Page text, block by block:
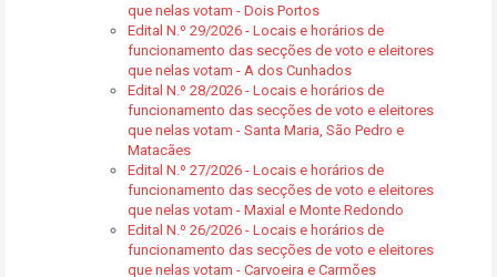
que nelas votam - Dois Portos
Edital N.º 29/2026 - Locais e horários de
funcionamento das secções de voto e eleitores
que nelas votam - A dos Cunhados
Edital N.º 28/2026 - Locais e horários de
funcionamento das secções de voto e eleitores
que nelas votam - Santa Maria, São Pedro e
Matacães
Edital N.º 27/2026 - Locais e horários de
funcionamento das secções de voto e eleitores
que nelas votam - Maxial e Monte Redondo
Edital N.º 26/2026 - Locais e horários de
funcionamento das secções de voto e eleitores
que nelas votam - Carvoeira e Carmões